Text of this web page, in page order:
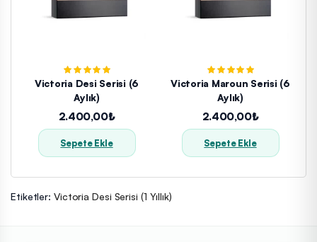
Victoria Desi Serisi (6
Aylık)
2.400,00₺
Sepete Ekle
Victoria Maroun Serisi (6
Aylık)
2.400,00₺
Sepete Ekle
Etiketler: Victoria Desi Serisi (1 Yıllık)